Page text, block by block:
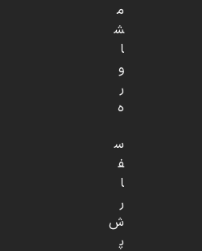
م
ش
ا
و
ر
ه
س
ف
ا
ر
ش
پ